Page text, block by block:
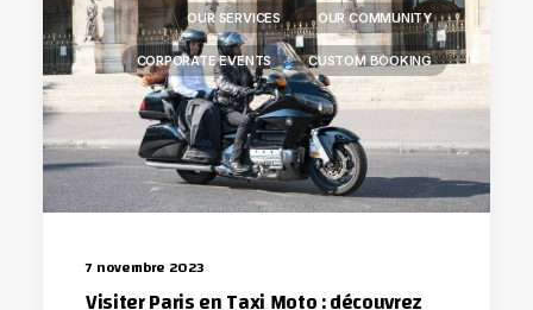
OUR SERVICES OUR COMMUNITY
CORPORATE EVENTS CUSTOM BOOKING
7 novembre 2023
Visiter Paris en Taxi Moto : découvrez